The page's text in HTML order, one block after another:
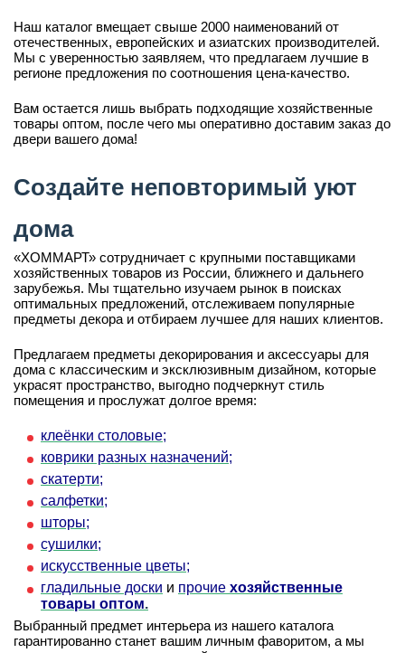
Наш каталог вмещает свыше 2000 наименований от
отечественных, европейских и азиатских производителей.
Мы с уверенностью заявляем, что предлагаем лучшие в
регионе предложения по соотношения цена-качество.
Вам остается лишь выбрать подходящие хозяйственные
товары оптом, после чего мы оперативно доставим заказ до
двери вашего дома!
Создайте неповторимый уют
дома
«ХОММАРТ» сотрудничает с крупными поставщиками
хозяйственных товаров из России, ближнего и дальнего
зарубежья. Мы тщательно изучаем рынок в поисках
оптимальных предложений, отслеживаем популярные
предметы декора и отбираем лучшее для наших клиентов.
Предлагаем предметы декорирования и аксессуары для
дома с классическим и эксклюзивным дизайном, которые
украсят пространство, выгодно подчеркнут стиль
помещения и прослужат долгое время:
клеёнки столовые;
коврики разных назначений;
скатерти;
салфетки;
шторы;
сушилки;
искусственные цветы;
гладильные доски и прочие хозяйственные
товары оптом.
Выбранный предмет интерьера из нашего каталога
гарантированно станет вашим личным фаворитом, а мы